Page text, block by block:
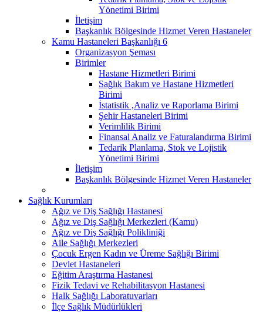
Yönetimi Birimi
İletişim
Başkanlık Bölgesinde Hizmet Veren Hastaneler
Kamu Hastaneleri Başkanlığı 6
Organizasyon Şeması
Birimler
Hastane Hizmetleri Birimi
Sağlık Bakım ve Hastane Hizmetleri
Birimi
İstatistik ,Analiz ve Raporlama Birimi
Şehir Hastaneleri Birimi
Verimlilik Birimi
Finansal Analiz ve Faturalandırma Birimi
Tedarik Planlama, Stok ve Lojistik
Yönetimi Birimi
İletişim
Başkanlık Bölgesinde Hizmet Veren Hastaneler
Sağlık Kurumları
Ağız ve Diş Sağlığı Hastanesi
Ağız ve Diş Sağlığı Merkezleri (Kamu)
Ağız ve Diş Sağlığı Polikliniği
Aile Sağlığı Merkezleri
Çocuk Ergen Kadın ve Üreme Sağlığı Birimi
Devlet Hastaneleri
Eğitim Araştırma Hastanesi
Fizik Tedavi ve Rehabilitasyon Hastanesi
Halk Sağlığı Laboratuvarları
İlçe Sağlık Müdürlükleri